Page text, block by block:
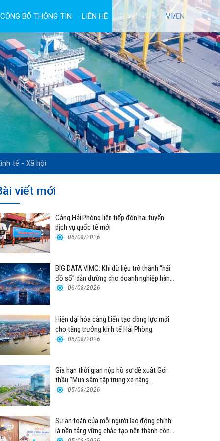
CÔNG BỐ THÔNG TIN LIÊN HỆ TUYỂN DỤNG VI/EN
tế - Xã hội
viết mới
Cảng Hải Phòng liên tiếp đón hai tuyến
dịch vụ quốc tế mới
06/08/2026
BIG DATA VIMC: Khi dữ liệu trở thành “hải
đồ số” dẫn đường cho doanh nghiệp hàng
hải 06/08/2026
Hiện đại hóa cảng biển tạo động lực mới
cho tăng trưởng kinh tế Hải Phòng
06/08/2026
Gia hạn thời gian nộp hồ sơ đề xuất Gói
thầu “Mua sắm tập trung xe nâng
container thuộc Tổng công ty Hàng hải
05/08/2026
Sự an toàn của mỗi người lao động chính
là nền tảng vững chắc tạo nên thành công